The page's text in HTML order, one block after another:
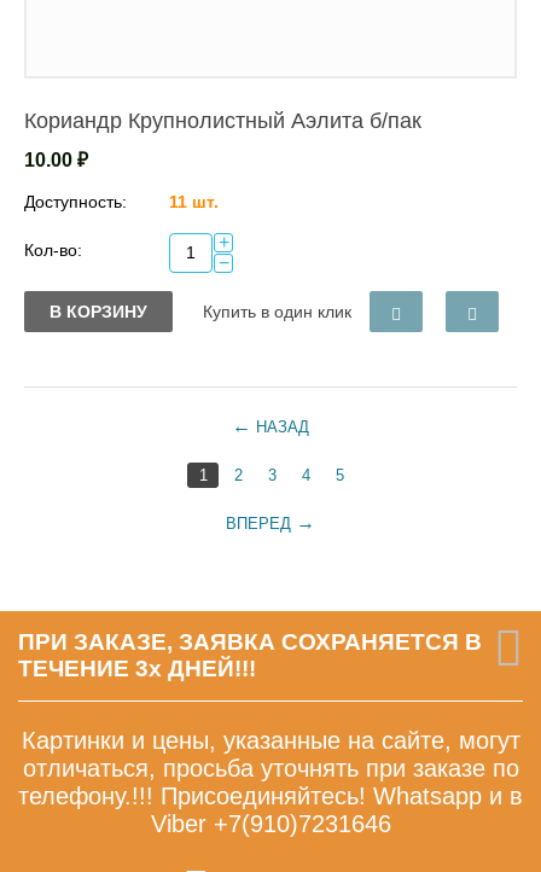
Кориандр Крупнолистный Аэлита б/пак
10.00 ₽
Доступность: 11 шт.
Кол-во:
+
−
В КОРЗИНУ Купить в один клик
НАЗАД
1 2 3 4 5
ВПЕРЕД
ПРИ ЗАКАЗЕ, ЗАЯВКА СОХРАНЯЕТСЯ В
ТЕЧЕНИЕ 3х ДНЕЙ!!!
Картинки и цены, указанные на сайте, могут
отличаться, просьба уточнять при заказе по
телефону.!!! Присоединяйтесь! Whatsapp и в
Viber +7(910)7231646